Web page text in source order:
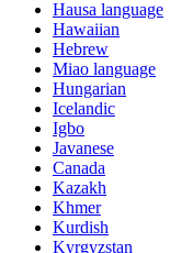
Hausa language
Hawaiian
Hebrew
Miao language
Hungarian
Icelandic
Igbo
Javanese
Canada
Kazakh
Khmer
Kurdish
Kyrgyzstan